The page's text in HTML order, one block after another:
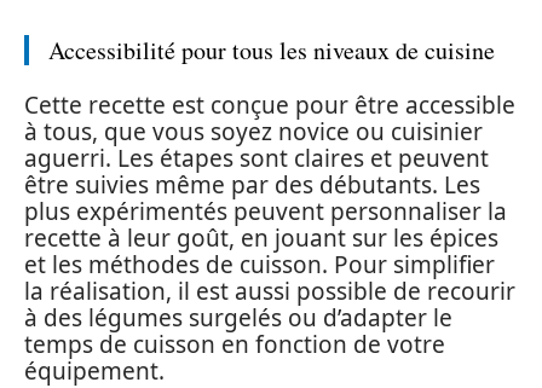
Accessibilité pour tous les niveaux de cuisine
Cette recette est conçue pour être accessible
à tous, que vous soyez novice ou cuisinier
aguerri. Les étapes sont claires et peuvent
être suivies même par des débutants. Les
plus expérimentés peuvent personnaliser la
recette à leur goût, en jouant sur les épices
et les méthodes de cuisson. Pour simplifier
la réalisation, il est aussi possible de recourir
à des légumes surgelés ou d’adapter le
temps de cuisson en fonction de votre
équipement.